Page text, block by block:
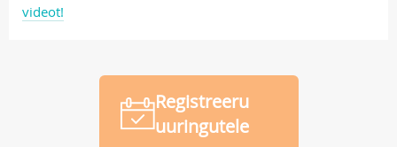
videot!
Registreeru
uuringutele